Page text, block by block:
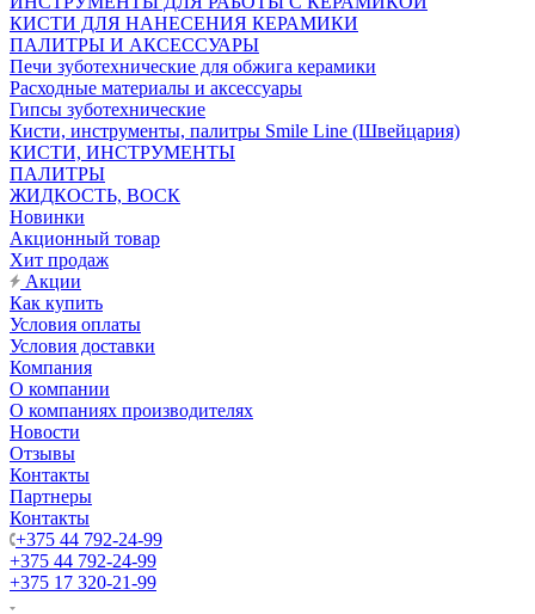
КИСТИ ДЛЯ НАНЕСЕНИЯ КЕРАМИКИ
ПАЛИТРЫ И АКСЕССУАРЫ
Печи зуботехнические для обжига керамики
Расходные материалы и аксессуары
Гипсы зуботехнические
Кисти, инструменты, палитры Smile Line (Швейцария)
КИСТИ, ИНСТРУМЕНТЫ
ПАЛИТРЫ
ЖИДКОСТЬ, ВОСК
Новинки
Акционный товар
Хит продаж
Акции
Как купить
Условия оплаты
Условия доставки
Компания
О компании
О компаниях производителях
Новости
Отзывы
Контакты
Партнеры
Контакты
+375 44 792-24-99
+375 44 792-24-99
+375 17 320-21-99